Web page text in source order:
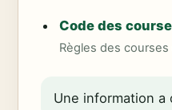
Code des
Règles des courses
Une information a